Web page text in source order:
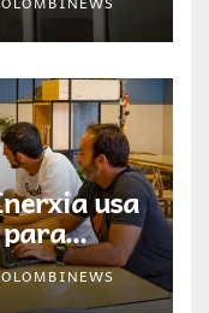
usa
internet